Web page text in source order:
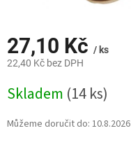
27,10 Kč / ks
22,40 Kč bez DPH
cena:
Skladem (14 ks)
Můžeme doručit do: 10.8.2026